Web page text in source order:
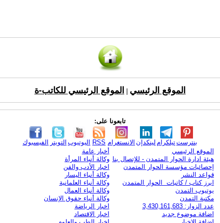
الموقع الرئيسي الموقع الرئيسي للكاتب-ة
تابعونا على:
الفيسبوك التويتر اليوتيوب RSS الانستغرام لينكدإن تيلكرامبنترست
الموقع الرئيسي
هيئة ادارة الحوار المتمدن - للإتصال بنا
إحصائيات مؤسسة الحوار المتمدن
قواعد النشر
ابرز كتاب / كاتبات الحوار المتمدن
يوتيوب التمدن
مكتبة التمدن
عدد الزوار: 3,430,161,683
اضافة موضوع جديد
أخبار عامة
وكالة أنباء المرأة
اخبار الأدب والفن
وكالة أنباء اليسار
وكالة أنباء العلمانية
وكالة أنباء العمال
وكالة أنباء حقوق الإنسان
اخبار الرياضة
اخبار الاقتصاد